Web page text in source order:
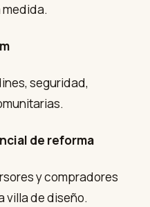
seguridad,
de reforma
y compradores
villa de diseño.